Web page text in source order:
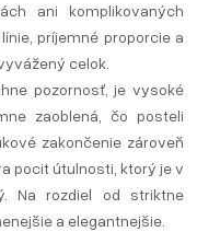
ani komplikovaných
príjemné proporcie a
celok.
pozornosť, je vysoké
zaoblená, čo posteli
zakončenie zároveň
pocit útulnosti, ktorý je v
Na rozdiel od striktne
a elegantnejšie.